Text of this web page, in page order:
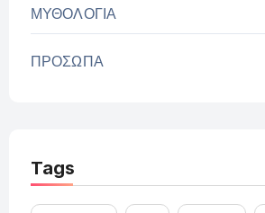
ΜΥΘΟΛΟΓΙΑ
ΠΡΟΣΩΠΑ
Tags